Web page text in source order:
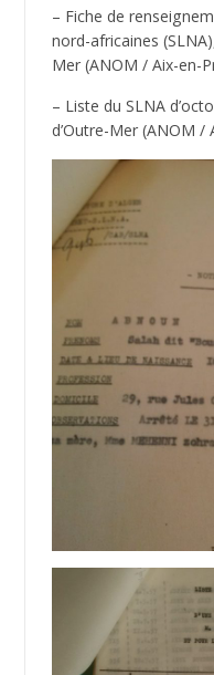
– Fiche de
nord-africaines
Mer (ANOM / Aix-en-
– Liste du SLNA
d’Outre-Mer (ANOM /